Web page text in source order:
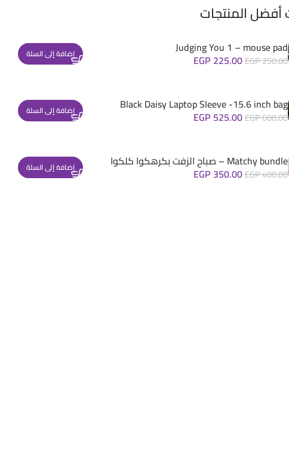
أفضل المنتجات
Judging You 1 – mouse pad
EGP250.00
EGP 225.00 إضافة إلى السلة
Black Daisy Laptop Sleeve -15.6 inch bag
EGP600.00
EGP 525.00 إضافة إلى السلة
Matchy bundle – صباح الزفت بكرهكوا كلكوا
EGP400.00
EGP 350.00 إضافة إلى السلة